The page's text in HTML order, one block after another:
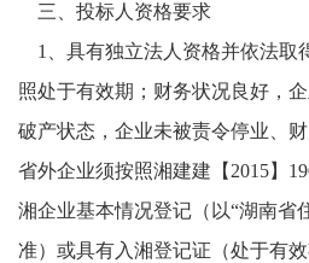
三
投标人资格要求
1
具有独立法人资格并依法取
照处于有效期；财务状况良好，
破产状态，企业未被责令停业、
省外企业须按照湘建建【 2015】
湘企业基本情况登记（以“湖南省
准）或具有入湘登记证（处于有